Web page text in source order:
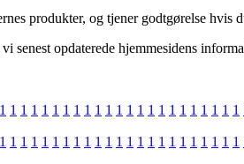
produkter, og tjener godtgørelse hvis
senest opdaterede hjemmesidens
1 1 1 1 1 1 1 1 1 1 1 1 1 1 1 1 1 1 1 1 1 1 1
1 1 1 1 1 1 1 1 1 1 1 1 1 1 1 1 1 1 1 1 1 1 1